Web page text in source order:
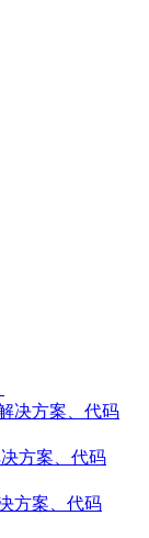
决方案、代码
方案、代码
方案、代码